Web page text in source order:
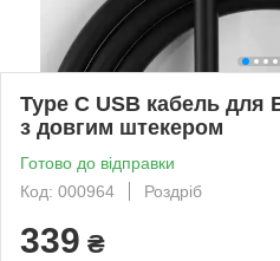
Type C USB кабель для
з довгим штекером
Готово до відправки
Код: 000964
Роздріб
339 ₴